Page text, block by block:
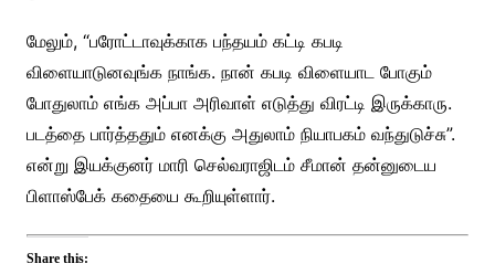
மேலும், “பரோட்டாவுக்காக பந்தயம் கட்டி கபடி
விளையாடுனவுங்க நாங்க. நான் கபடி விளையாட போகும்
போதுலாம் எங்க அப்பா அரிவாள் எடுத்து விரட்டி இருக்காரு.
படத்தை பார்த்ததும் எனக்கு அதுலாம் நியாபகம் வந்துடுச்சு”.
என்று இயக்குனர் மாரி செல்வராஜிடம் சீமான் தன்னுடைய
பிளாஸ்பேக் கதையை கூறியுள்ளார்.
Share this: